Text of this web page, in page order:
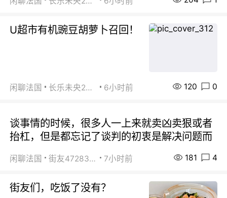
U超市有机豌豆胡萝卜召回！
闲聊法国 长乐未央2015 6小时前 120 0
谈事情的时候，很多人一上来就卖凶卖狠或者
抬杠，但是都忘记了谈判的初衷是解决问题而
闲聊法国 街友472838572 7小时前 181 4
街友们，吃饭了没有？